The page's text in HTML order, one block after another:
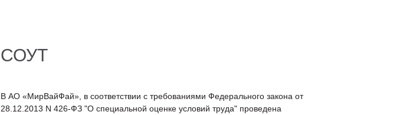
СОУТ
В АО «МирВайФай», в соответствии с требованиями Федерального закона от
28.12.2013 N 426-ФЗ "О специальной оценке условий труда" проведена